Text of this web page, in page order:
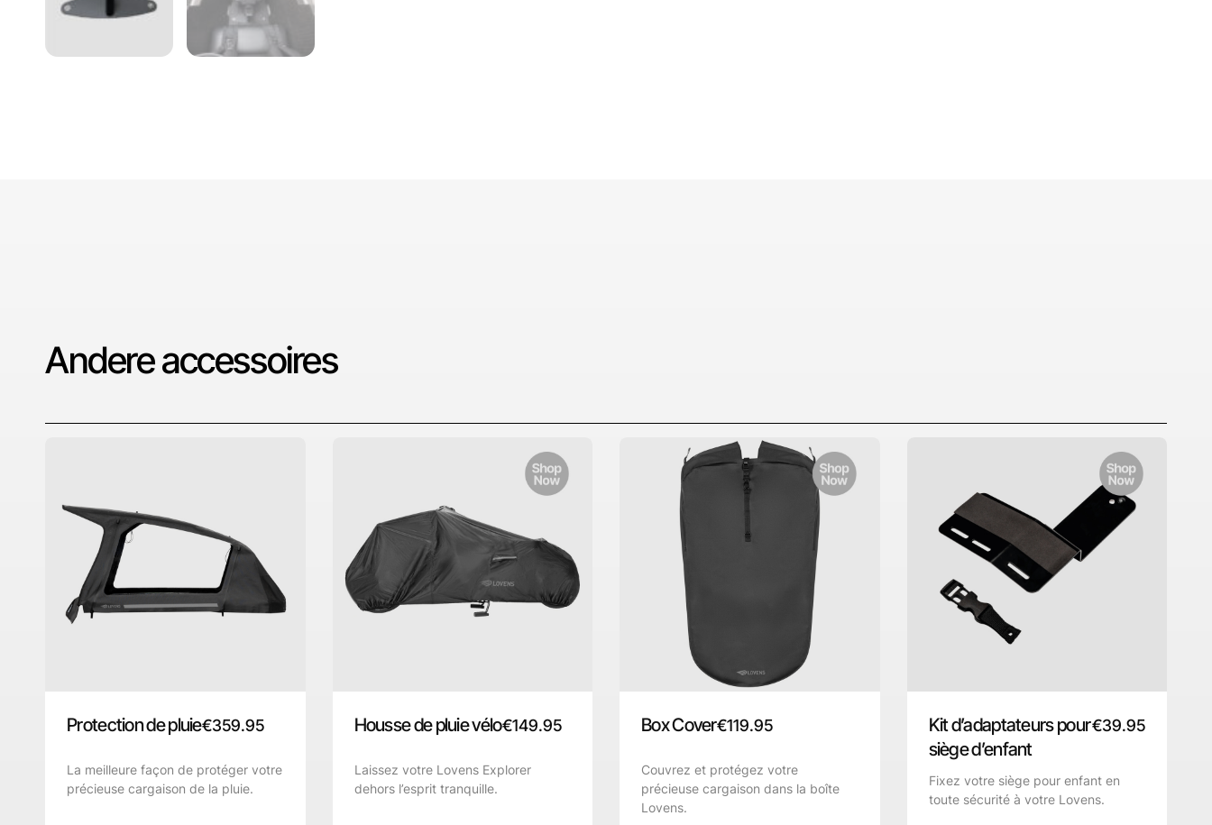
Andere accessoires
Protection de pluie€359.95
La meilleure façon de protéger votre
précieuse cargaison de la pluie.
Housse de pluie vélo€149.95
Laissez votre Lovens Explorer
dehors l’esprit tranquille.
Box Cover€119.95
Couvrez et protégez votre
précieuse cargaison dans la boîte
Lovens.
Kit d’adaptateurs pour
siège d’enfant
€39.95
Fixez votre siège pour enfant en
toute sécurité à votre Lovens.